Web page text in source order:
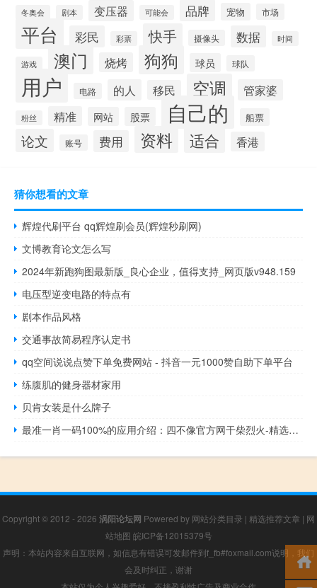
冬奥会 剧本 变压器 可能会 品牌 宠物 市场
平台 彩民 彩票 快手 摄像头 数据 时间
游戏 澳门 烧烤 狗狗 球员 球队
用户 电路 的人 移民 空调 管家婆
粉丝 精准 网站 股票 自己的 船票
论文 账号 费用 资料 适合 香港
猜你想看的文章
辉煌代刷平台 qq辉煌刷会员(辉煌秒刷网)
文博教育论文怎么写
2024年新跑狗图最新版_良心企业，值得支持_网页版v948.159
电压型逆变电路的特点有
剧本作品风格
交通事故简易程序认定书
qq空间说说点赞下单免费网站 - 抖音一元1000赞自助下单平台
练腹肌的健身器材家用
贝肯女装是什么牌子
最准一肖一码100%的应用介绍：四不像官方网干柴烈火-精选解释落实-2747.3D.A665
Copyright © 2012 - 2026 涡阳论坛网 Powered by 网站分类目录 | 精选推荐文章 | 网
站地图 皖ICP备12015379号
声明：本站内容来自互联网，如信息有错误可发邮件到f_fb#foxmail.com说明，我们
会及时纠正，谢谢